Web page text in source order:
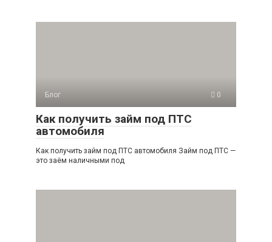
Блог 0
Как получить займ под ПТС
автомобиля
Как получить займ под ПТС автомобиля Займ под ПТС —
это заём наличными под